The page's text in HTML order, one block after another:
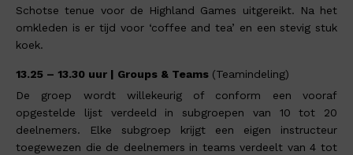
Schotse tenue voor de Highland Games uitgereikt. Na het
omkleden is er tijd voor ‘coffee and tea’ en een stevig stuk
koek.
13.25 – 13.30 uur | Groups & Teams (Teamindeling)
De groep wordt willekeurig of conform een vooraf
opgestelde lijst verdeeld in subgroepen van 10 tot 20
deelnemers. Elke subgroep krijgt een eigen instructeur
toegewezen die de deelnemers in teams verdeelt van 4 tot